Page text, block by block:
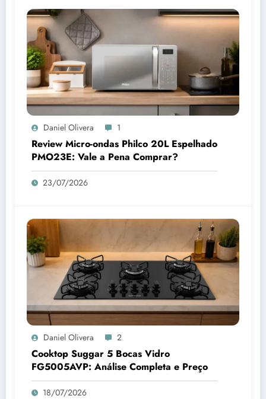
Daniel Olivera 1
Review Micro-ondas Philco 20L Espelhado
PMO23E: Vale a Pena Comprar?
23/07/2026
Daniel Olivera 2
Cooktop Suggar 5 Bocas Vidro
FG5005AVP: Análise Completa e Preço
18/07/2026